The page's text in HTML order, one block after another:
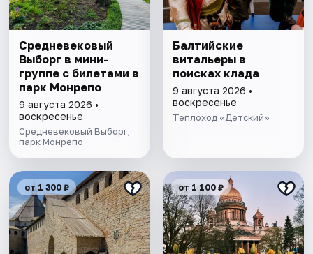
Cредневековый
Выборг в мини-
группе c билетами в
парк Монрепо
9 августа 2026 •
воскресенье
Средневековый Выборг,
парк Монрепо
Балтийские
витальеры в
поисках клада
9 августа 2026 •
воскресенье
Теплоход «Детский»
от 1 300 ₽ от 1 100 ₽